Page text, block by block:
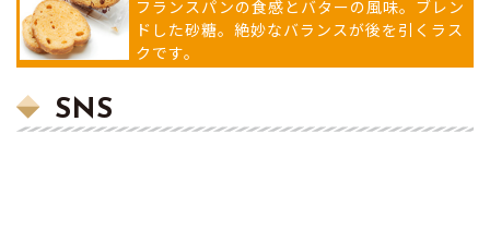
フランスパンの食感とバターの風味。ブレン
ドした砂糖。絶妙なバランスが後を引くラス
クです。
SNS